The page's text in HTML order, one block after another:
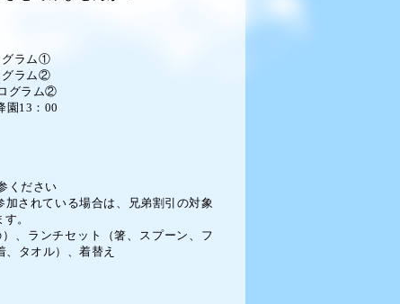
グラム①
ラム②
グラム②
園13：00
ださい
されている場合は、兄弟割引の対象
。
ランチセット（箸、スプーン、フ
、タオル）、着替え